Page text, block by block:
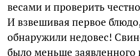
весами и проверить
И взвешивая первое
обнаружили недовес!
было меньше заявленного